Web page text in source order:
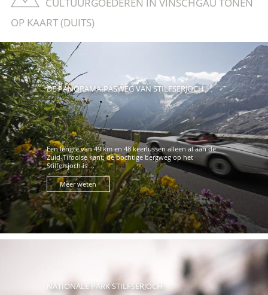
OP KAART (DUITS)
DE PANORAMA-PASWEG VAN STILFSERJOCH
Een lengte van 49 km en 48 keerlussen alleen al aan de
Zuid-Tiroolse kant: de bochtige bergweg op het
Stilfersjoch is ...
Meer weten
NATIONALE PARK STILFSERJOCH